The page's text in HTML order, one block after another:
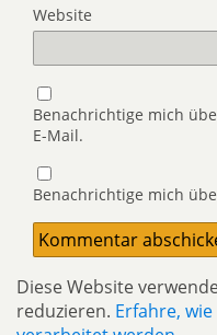
Website
Benachrichtige mich
E-Mail.
Benachrichtige mich
Diese Website
reduzieren. Erfahre,